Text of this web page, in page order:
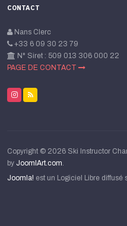
CONTACT
Nans Clerc
+33 6 09 30 23 79
N° Siret : 509 013 306 000 22
PAGE DE CONTACT
Copyright © 2026 Ski Instructor
by JoomlArt.com
Joomla! est un Logiciel Libre diffusé